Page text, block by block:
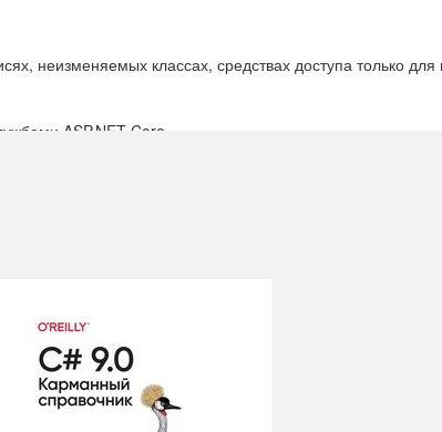
неизменяемых классах, средствах доступа только
ASP.NET Core